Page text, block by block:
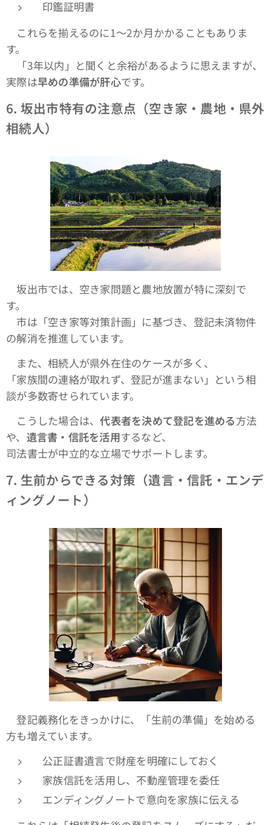
印鑑証明書
これらを揃えるのに1〜2か月かかることもありま
す。
「3年以内」と聞くと余裕があるように思えますが、
実際は早めの準備が肝心です。
6. 坂出市特有の注意点（空き家・農地・県外
相続人）
坂出市では、空き家問題と農地放置が特に深刻で
す。
市は「空き家等対策計画」に基づき、登記未済物件
の解消を推進しています。
また、相続人が県外在住のケースが多く、
「家族間の連絡が取れず、登記が進まない」という相
談が多数寄せられています。
こうした場合は、代表者を決めて登記を進める方法
や、 遺言書・信託を活用するなど、
司法書士が中立的な立場でサポートします。
7. 生前からできる対策（遺言・信託・エンデ
ィングノート）
登記義務化をきっかけに、「生前の準備」を始める
方も増えています。
公正証書遺言で財産を明確にしておく
家族信託を活用し、不動産管理を委任
エンディングノートで意向を家族に伝える